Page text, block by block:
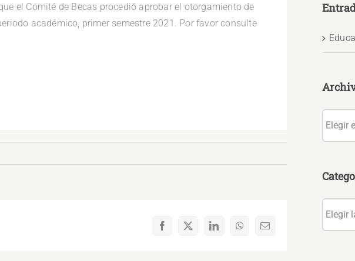
el Comité de Becas procedió aprobar el otorgamiento de
académico, primer semestre 2021. Por favor consulte
Facebook
X LinkedInWhatsAppCorreo